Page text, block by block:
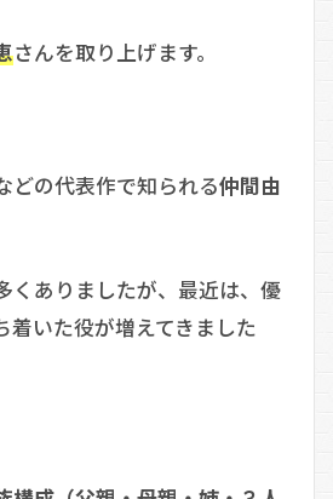
さんを取り上げます。
どの代表作で知られる仲間由
くありましたが、最近は、優
着いた役が増えてきました